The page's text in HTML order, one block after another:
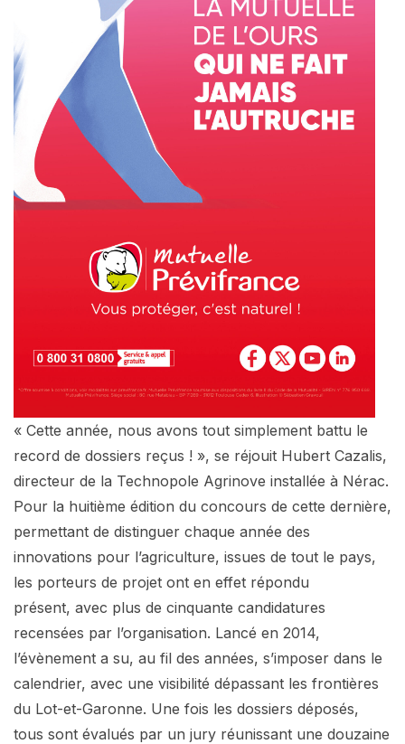
« Cette année, nous avons tout simplement battu le
record de dossiers reçus ! », se réjouit Hubert Cazalis,
directeur de la Technopole Agrinove installée à Nérac.
Pour la huitième édition du concours de cette dernière,
permettant de distinguer chaque année des
innovations pour l’agriculture, issues de tout le pays,
les porteurs de projet ont en effet répondu
présent, avec plus de cinquante candidatures
recensées par l’organisation. Lancé en 2014,
l’évènement a su, au fil des années, s’imposer dans le
calendrier, avec une visibilité dépassant les frontières
du Lot-et-Garonne. Une fois les dossiers déposés,
tous sont évalués par un jury réunissant une douzaine